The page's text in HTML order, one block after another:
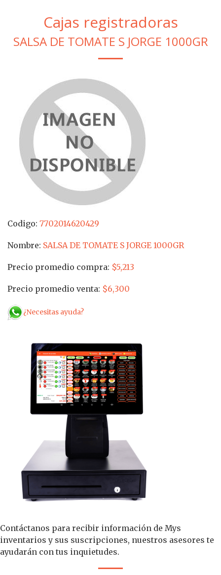
Cajas registradoras
SALSA DE TOMATE S JORGE 1000GR
Codigo: 7702014620429
Nombre: SALSA DE TOMATE S JORGE 1000GR
Precio promedio compra: $5,213
Precio promedio venta: $6,300
¿Necesitas ayuda?
Contáctanos para recibir información de Mys
inventarios y sus suscripciones, nuestros asesores te
ayudarán con tus inquietudes.